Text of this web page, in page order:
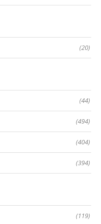
(20)
(44)
(494)
(404)
(394)
(119)